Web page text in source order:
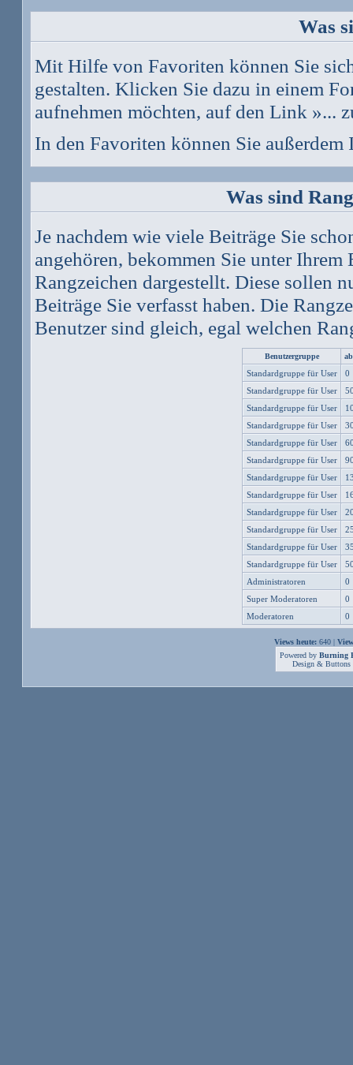
Was
Mit Hilfe von Favoriten können Sie
gestalten. Klicken Sie dazu in einem
aufnehmen möchten, auf den Link »...
In den Favoriten können Sie
Was sind
Je nachdem wie viele Beiträge Sie
angehören, bekommen Sie unter
Rangzeichen dargestellt. Diese sollen
Beiträge Sie verfasst haben. Die
Benutzer sind gleich, egal welchen
Benutzergruppe
Standardgruppe für User
0
Standardgruppe für User
Standardgruppe für User
Standardgruppe für User
Standardgruppe für User
Standardgruppe für User
Standardgruppe für User
Standardgruppe für User
Standardgruppe für User
Standardgruppe für User
Standardgruppe für User
Standardgruppe für User
Administratoren
0
Super Moderatoren
0
Moderatoren
0
Views heute: 640 |
Powered by Burning
Design & Buttons